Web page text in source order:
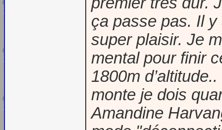
ça passe pas. Il
super plaisir. Je
mental pour finir
1800m
monte je dois
Amandine